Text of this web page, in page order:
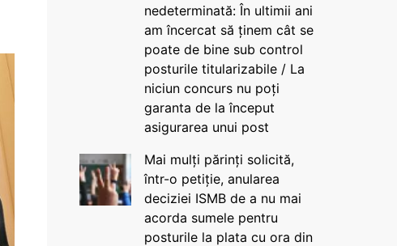
nedeterminată: În ultimii ani
am încercat să ținem cât se
poate de bine sub control
posturile titularizabile / La
niciun concurs nu poți
garanta de la început
asigurarea unui post
Mai mulți părinți solicită,
într-o petiție, anularea
deciziei ISMB de a nu mai
acorda sumele pentru
posturile la plata cu ora din